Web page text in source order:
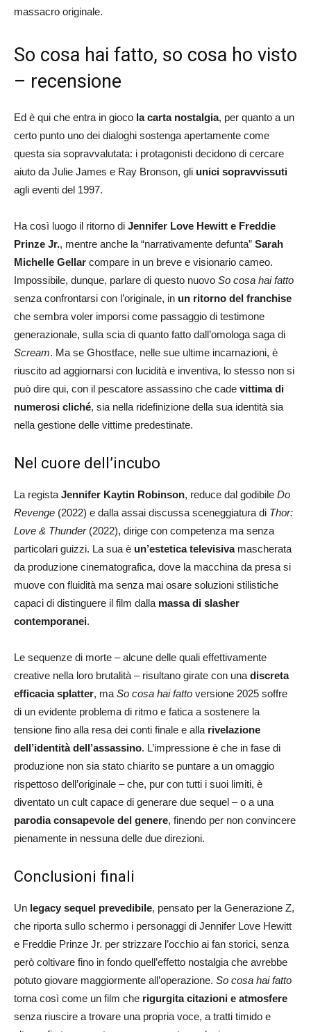
massacro originale.
So cosa hai fatto, so cosa ho visto
– recensione
Ed è qui che entra in gioco la carta nostalgia, per quanto a un
certo punto uno dei dialoghi sostenga apertamente come
questa sia sopravvalutata: i protagonisti decidono di cercare
aiuto da Julie James e Ray Bronson, gli unici sopravvissuti
agli eventi del 1997.
Ha così luogo il ritorno di Jennifer Love Hewitt e Freddie
Prinze Jr., mentre anche la “narrativamente defunta” Sarah
Michelle Gellar compare in un breve e visionario cameo.
Impossibile, dunque, parlare di questo nuovo So cosa hai fatto
senza confrontarsi con l’originale, in un ritorno del franchise
che sembra voler imporsi come passaggio di testimone
generazionale, sulla scia di quanto fatto dall’omologa saga di
Scream. Ma se Ghostface, nelle sue ultime incarnazioni, è
riuscito ad aggiornarsi con lucidità e inventiva, lo stesso non si
può dire qui, con il pescatore assassino che cade vittima di
numerosi cliché, sia nella ridefinizione della sua identità sia
nella gestione delle vittime predestinate.
Nel cuore dell’incubo
La regista Jennifer Kaytin Robinson, reduce dal godibile Do
Revenge (2022) e dalla assai discussa sceneggiatura di Thor:
Love & Thunder(2022), dirige con competenza ma senza
particolari guizzi. La sua è un’estetica televisivamascherata
da produzione cinematografica, dove la macchina da presa si
muove con fluidità ma senza mai osare soluzioni stilistiche
capaci di distinguere il film dalla massa di slasher
contemporanei.
Le sequenze di morte – alcune delle quali effettivamente
creative nella loro brutalità – risultano girate con una discreta
efficacia splatter, ma So cosa hai fatto versione 2025 soffre
di un evidente problema di ritmo e fatica a sostenere la
tensione fino alla resa dei conti finale e alla rivelazione
dell’identità dell’assassino. L’impressione è che in fase di
produzione non sia stato chiarito se puntare a un omaggio
rispettoso dell’originale – che, pur con tutti i suoi limiti, è
diventato un cult capace di generare due sequel – o a una
parodia consapevole del genere, finendo per non convincere
pienamente in nessuna delle due direzioni.
Conclusioni finali
Un legacy sequel prevedibile, pensato per la Generazione Z,
che riporta sullo schermo i personaggi di Jennifer Love Hewitt
e Freddie Prinze Jr. per strizzare l’occhio ai fan storici, senza
però coltivare fino in fondo quell’effetto nostalgia che avrebbe
potuto giovare maggiormente all’operazione. So cosa hai fatto
torna così come un film che rigurgita citazioni e atmosfere
senza riuscire a trovare una propria voce, a tratti timido e